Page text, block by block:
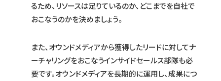
るため、リソースは足りているのか、どこまでを自社で
おこなうのかを決めましょう。
また、オウンドメディアから獲得したリードに対してナ
ーチャリングをおこなうインサイドセールス部隊も必
要です。オウンドメディアを長期的に運用し、成果につ